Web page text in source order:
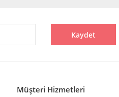
Kaydet
Müşteri Hizmetleri